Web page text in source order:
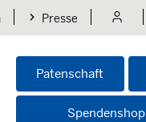
Presse
Patenschaft
Spendenshop